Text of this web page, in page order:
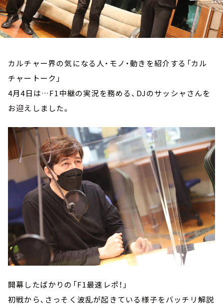
カルチャー界の気になる人・モノ・動きを紹介する「カル
チャートーク」
4月4日は…F1中継の実況を務める、DJのサッシャさんを
お迎えしました。
開幕したばかりの「F1最速レポ！」
初戦から、さっそく波乱が起きている様子をバッチリ解説